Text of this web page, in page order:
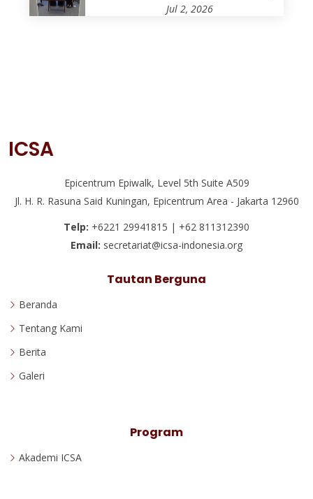
Jul 2, 2026
ICSA
Epicentrum Epiwalk, Level 5th Suite A509
Jl. H. R. Rasuna Said Kuningan, Epicentrum Area - Jakarta 12960
Telp: +6221 29941815 | +62 811312390
Email: secretariat@icsa-indonesia.org
Tautan Berguna
Beranda
Tentang Kami
Berita
Galeri
Program
Akademi ICSA